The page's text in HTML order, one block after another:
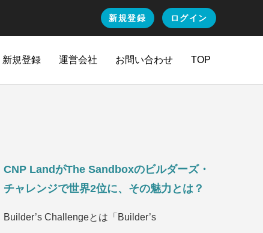
新規登録 ログイン
新規登録 運営会社 お問い合わせ TOP
CNP LandがThe Sandboxのビルダーズ・
チャレンジで世界2位に、その魅力とは？
Builder’s Challengeとは「Builder’s